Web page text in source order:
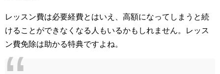
レッスン費は必要経費とはいえ、高額になってしまうと続
けることができなくなる人もいるかもしれません。レッス
ン費免除は助かる特典ですよね。